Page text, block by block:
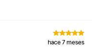
hace 7 meses